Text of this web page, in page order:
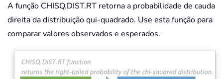
A função CHISQ.DIST.RT retorna a probabilidade de cauda
direita da distribuição qui-quadrado. Use esta função para
comparar valores observados e esperados.